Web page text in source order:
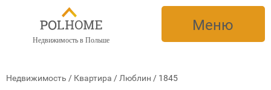
Недвижимость в Польше
Меню
Недвижимость / Квартира / Люблин / 1845